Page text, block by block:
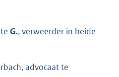
G., verweerder in beide
advocaat te